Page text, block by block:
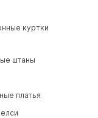
куртки
штаны
платья